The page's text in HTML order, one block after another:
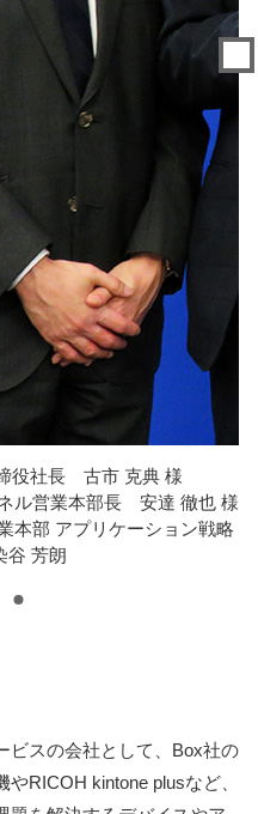
役社長 古市 克典 様
ル営業本部長 安達 徹也 様
本部 アプリケーション戦略
芳朗
ビスの会社として、Box社の
RICOH kintone plusなど、